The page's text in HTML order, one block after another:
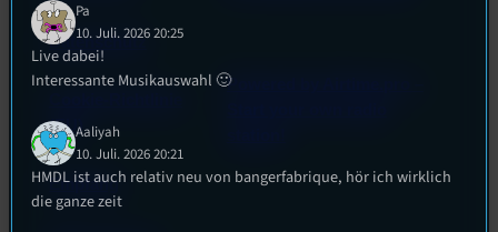
Datenschutz
(EU)
Empfang
Powered by Airtime.pro –
Pa
10. Juli. 2026 20:25
Live dabei!
Interessante Musikauswahl 🙂
Aaliyah
10. Juli. 2026 20:21
HMDL ist auch relativ neu von bangerfabrique, hör ich wirklich
die ganze zeit